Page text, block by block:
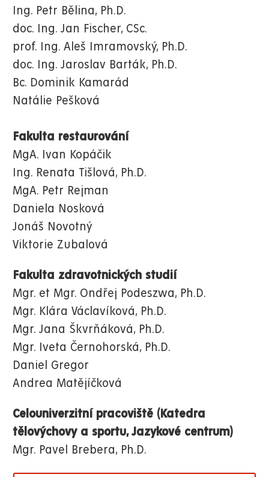
Ing. Petr Bělina, Ph.D.
doc. Ing. Jan Fischer, CSc.
prof. Ing. Aleš Imramovský, Ph.D.
doc. Ing. Jaroslav Barták, Ph.D.
Bc. Dominik Kamarád
Natálie Pešková
Fakulta restaurování
MgA. Ivan Kopáčik
Ing. Renata Tišlová, Ph.D.
MgA. Petr Rejman
Daniela Nosková
Jonáš Novotný
Viktorie Zubalová
Fakulta zdravotnických studií
Mgr. et Mgr. Ondřej Podeszwa, Ph.D.
Mgr. Klára Václavíková, Ph.D.
Mgr. Jana Škvrňáková, Ph.D.
Mgr. Iveta Černohorská, Ph.D.
Daniel Gregor
Andrea Matějíčková
Celouniverzitní pracoviště (Katedra
tělovýchovy a sportu, Jazykové centrum)
Mgr. Pavel Brebera, Ph.D.